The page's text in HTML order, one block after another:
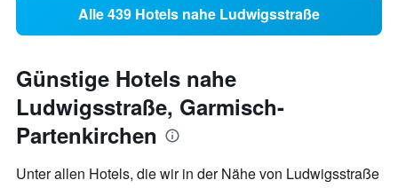
Alle 439 Hotels nahe Ludwigsstraße
Günstige Hotels nahe
Ludwigsstraße, Garmisch-
Partenkirchen
Unter allen Hotels, die wir in der Nähe von Ludwigsstraße